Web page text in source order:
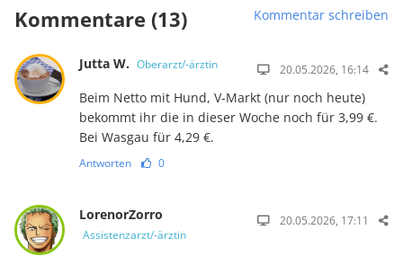
Kommentare (13) Kommentar schreiben
Jutta W. Oberarzt/-ärztin 20.05.2026, 16:14
Beim Netto mit Hund, V-Markt (nur noch heute)
bekommt ihr die in dieser Woche noch für 3,99 €.
Bei Wasgau für 4,29 €.
Antworten 0
LorenorZorro
Assistenzarzt/-ärztin
20.05.2026, 17:11